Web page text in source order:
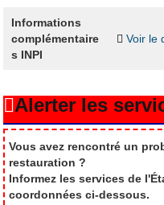
Informations
complémentaire
s INPI
Voir le
Alerter les
Vous avez rencontré un
restauration ?
Informez les services de
coordonnées ci-dessous.